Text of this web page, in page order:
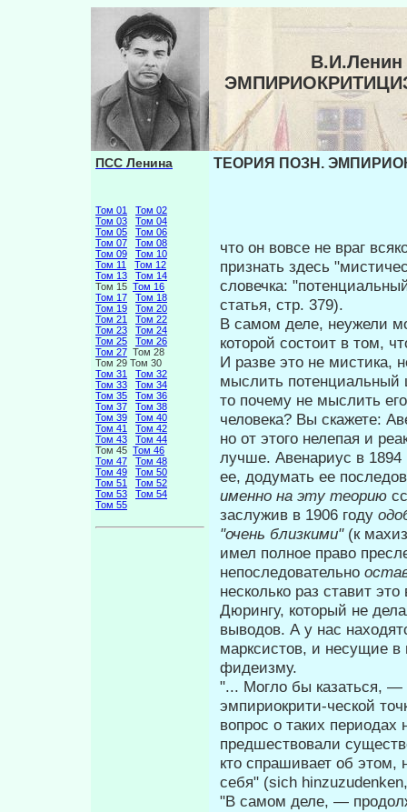
ПСС Ленина
Том 01
Том 02
Том 03
Том 04
Том 05
Том 06
Том 07
Том 08
Том 09
Том 10
Том 11
Том 12
Том 13
Том 14
Том 15 Том 16
Том 17
Том 18
Том 19
Том 20
Том 21
Том 22
Том 23
Том 24
Том 25
Том 26
Том 27 Том 28
Том 29 Том 30
Том 31
Том 32
Том 33
Том 34
Том 35
Том 36
Том 37
Том 38
Том 39
Том 40
Том 41
Том 42
Том 43
Том 44
Том 45 Том 46
Том 47
Том 48
Том 49
Том 50
Том 51
Том 52
Том 53
Том 54
Том 55
ТЕОРИЯ ПОЗН.
что он вовсе не враг
признать здесь
словечка:
статья, стр. 379).
В самом деле, неужели
кото­рой состоит в том,
И разве это не мистика,
мыслить по­тенциальный
то почему не мыслить
человека? Вы скажете:
но от этого нелепая и
лучше. Авенариус в 1894
ее, додумать ее
именно на эту теорию
заслужив в 1906 году
"очень близкими" (к
имел полное право
непоследо­вательно
несколько раз ставит
Дюрингу, который не
выводов. А у нас
марксистов, и несущие
фидеизму.
"... Могло бы казаться,
эмпириокрити-ческой
вопрос о таких
предшествовали
кто спрашивает об этом,
себя" (sich
"В самом деле, —